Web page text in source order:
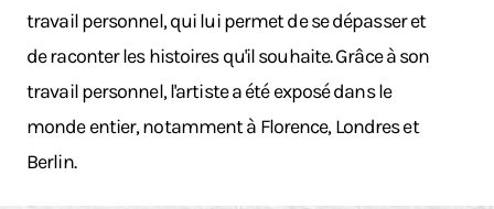
travail personnel, qui lui permet de se dépasser et
de raconter les histoires qu'il souhaite. Grâce à son
travail personnel, l'artiste a été exposé dans le
monde entier, notamment à Florence, Londres et
Berlin.